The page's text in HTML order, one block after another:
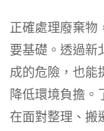
正確處理廢棄物
要基礎。透過新
成的危險，也能
降低環境負擔。
在面對整理、搬